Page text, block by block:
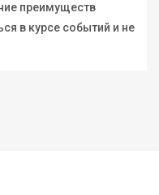
преимуществ
в курсе событий и не